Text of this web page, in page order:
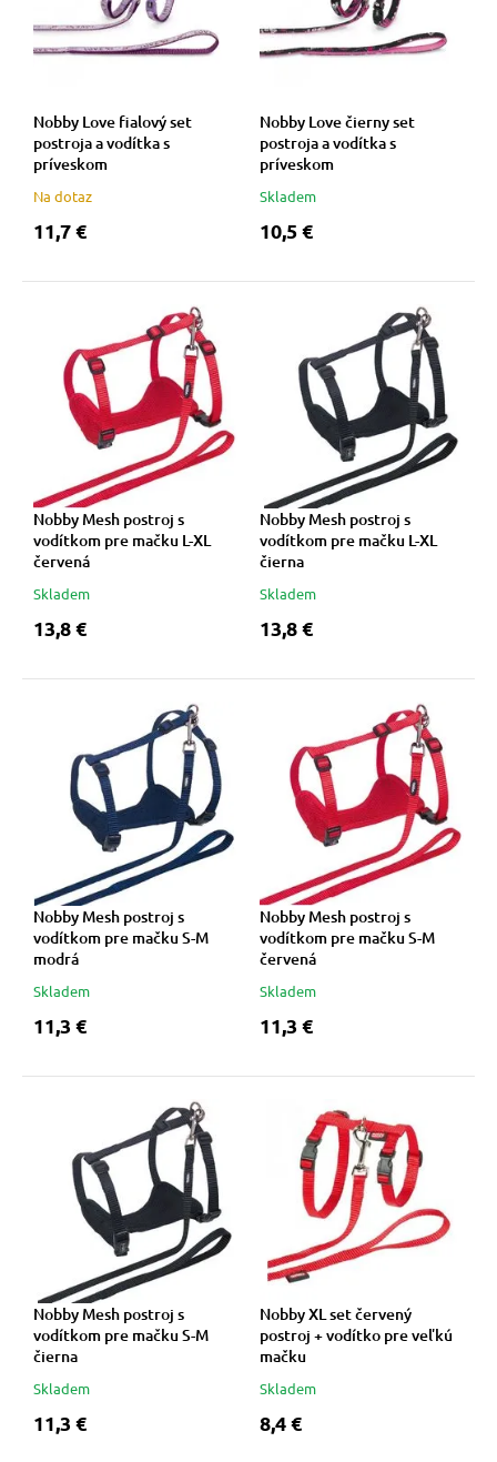
Nobby Love fialový set
postroja a vodítka s
príveskom
Na dotaz
11,7 €
Nobby Love čierny set
postroja a vodítka s
príveskom
Skladem
10,5 €
Nobby Mesh postroj s
vodítkom pre mačku L-XL
červená
Skladem
13,8 €
Nobby Mesh postroj s
vodítkom pre mačku L-XL
čierna
Skladem
13,8 €
Nobby Mesh postroj s
vodítkom pre mačku S-M
modrá
Skladem
11,3 €
Nobby Mesh postroj s
vodítkom pre mačku S-M
červená
Skladem
11,3 €
Nobby Mesh postroj s
vodítkom pre mačku S-M
čierna
Skladem
11,3 €
Nobby XL set červený
postroj + vodítko pre veľkú
mačku
Skladem
8,4 €